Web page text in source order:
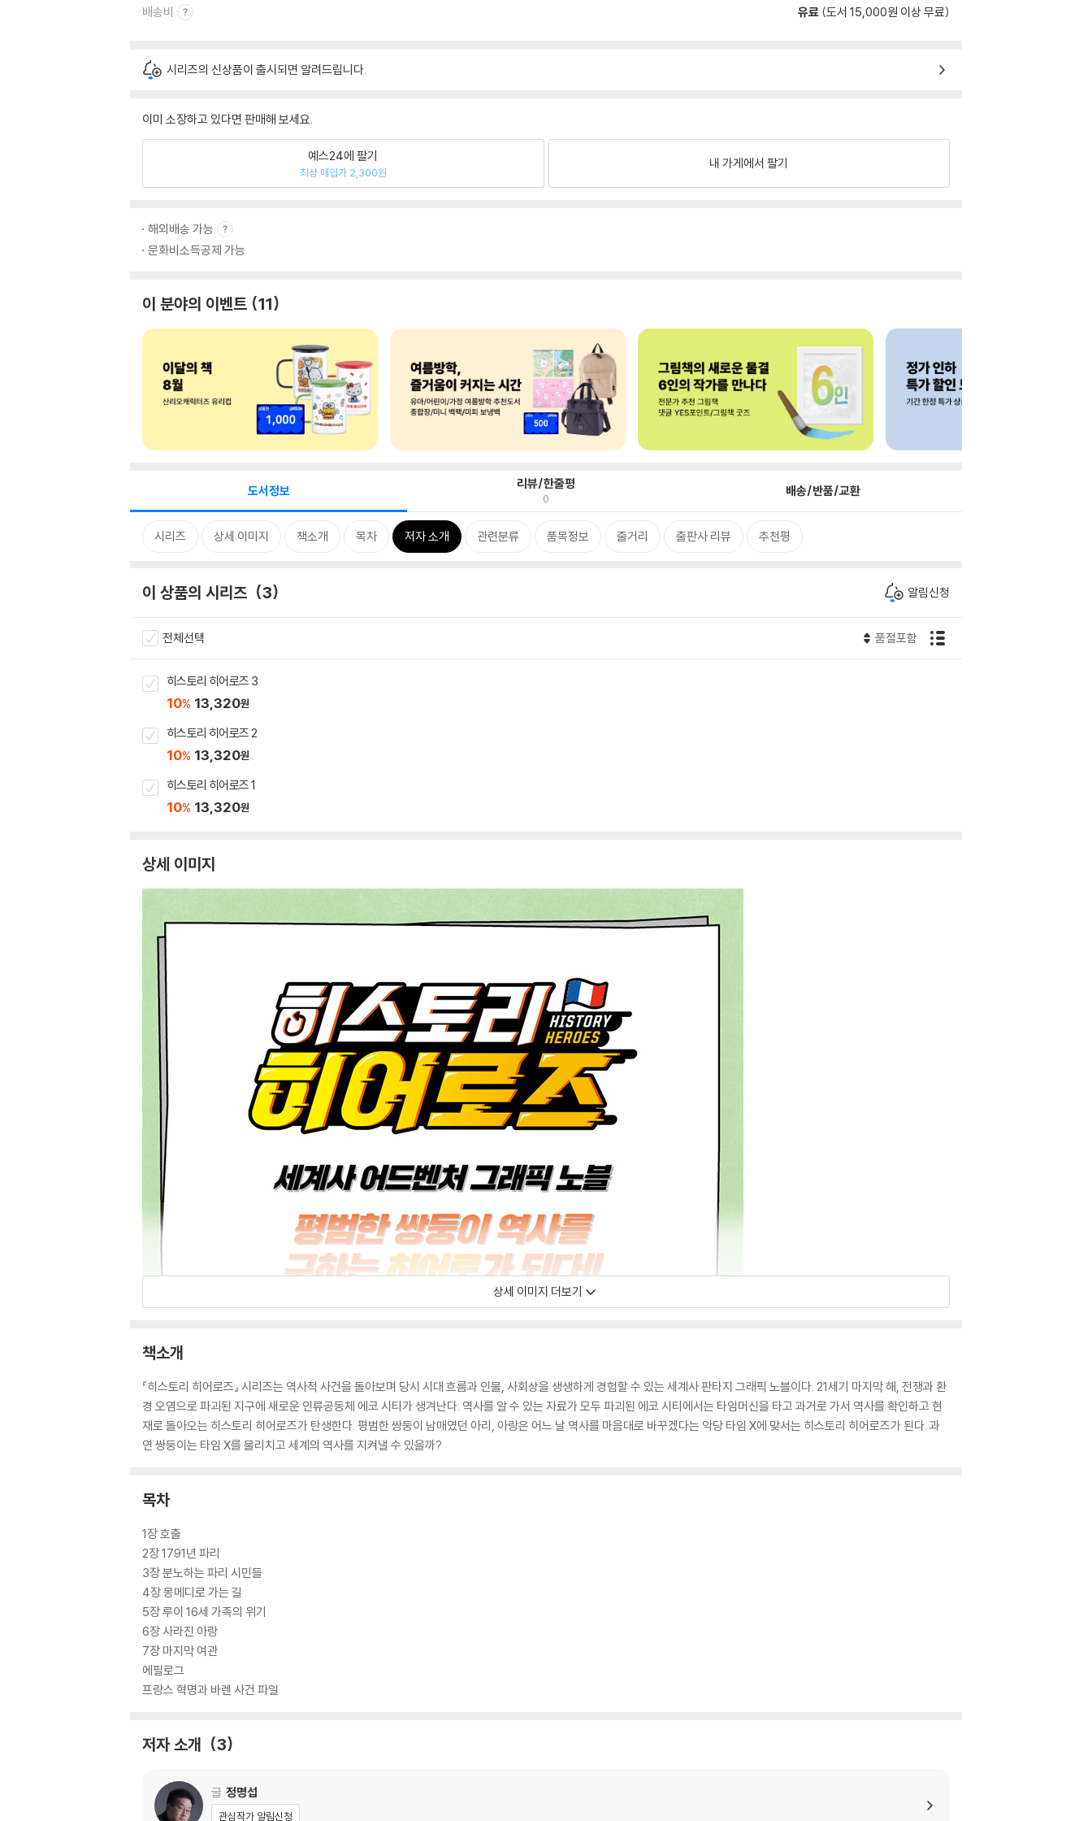
배송비 유료 (도서 15,000원 이상 무료)
시리즈의 신상품이 출시되면 알려드립니다.
이미 소장하고 있다면 판매해 보세요.
예스24에 팔기
최상 매입가 2,300원
내 가게에서 팔기
해외배송 가능
문화비소득공제 가능
이 분야의 이벤트 11
도서정보 리뷰/한줄평
0 배송/반품/교환
시리즈 상세 이미지 책소개 목차 저자 소개 관련분류 품목정보 줄거리 출판사 리뷰 추천평
이 상품의 시리즈 3 알림신청
전체선택 품절포함
히스토리 히어로즈 3
10% 13,320원
히스토리 히어로즈 2
10% 13,320원
히스토리 히어로즈 1
10% 13,320원
상세 이미지
상세 이미지 더보기
책소개
『히스토리 히어로즈』 시리즈는 역사적 사건을 돌아보며 당시 시대 흐름과 인물, 사회상을 생생하게 경험할 수 있는 세계사 판타지 그래픽 노블이다. 21세기 마지막 해, 전쟁과 환
경 오염으로 파괴된 지구에 새로운 인류공동체 에코 시티가 생겨난다. 역사를 알 수 있는 자료가 모두 파괴된 에코 시티에서는 타임머신을 타고 과거로 가서 역사를 확인하고 현
재로 돌아오는 히스토리 히어로즈가 탄생한다. 평범한 쌍둥이 남매였던 아리, 아랑은 어느 날 역사를 마음대로 바꾸겠다는 악당 타임 X에 맞서는 히스토리 히어로즈가 된다. 과
연 쌍둥이는 타임 X를 물리치고 세계의 역사를 지켜낼 수 있을까?
목차
1장 호출
2장 1791년 파리
3장 분노하는 파리 시민들
4장 몽메디로 가는 길
5장 루이 16세 가족의 위기
6장 사라진 아랑
7장 마지막 여관
에필로그
프랑스 혁명과 바렌 사건 파일
저자 소개 3
글 정명섭
관심작가 알림신청